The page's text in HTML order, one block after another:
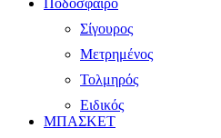
Ποδόσφαιρο
Σίγουρος
Μετρημένος
Τολμηρός
Ειδικός
ΜΠΑΣΚΕΤ